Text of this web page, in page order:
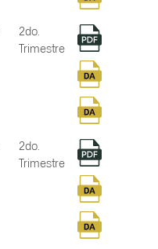
2do.
Trimestre
2do.
Trimestre